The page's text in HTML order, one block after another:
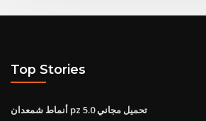
Top Stories
أنماط شمعدان pz 5.0 تحميل مجاني